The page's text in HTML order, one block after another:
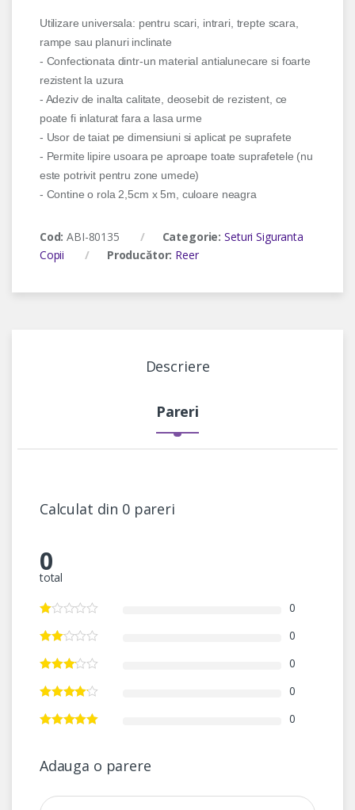
Utilizare universala: pentru scari, intrari, trepte scara,
rampe sau planuri inclinate
- Confectionata dintr-un material antialunecare si foarte
rezistent la uzura
- Adeziv de inalta calitate, deosebit de rezistent, ce
poate fi inlaturat fara a lasa urme
- Usor de taiat pe dimensiuni si aplicat pe suprafete
- Permite lipire usoara pe aproape toate suprafetele (nu
este potrivit pentru zone umede)
- Contine o rola 2,5cm x 5m, culoare neagra
Cod:ABI-80135 Categorie:Seturi Siguranta
Copii
Producător: Reer
Descriere
Pareri
Calculat din 0 pareri
0
total
0
0
0
0
0
Adauga o parere